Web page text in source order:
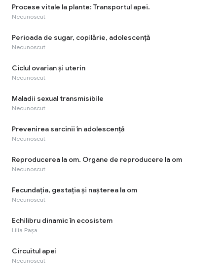
Procese vitale la plante: Transportul apei.
Necunoscut
Perioada de sugar, copilărie, adolescenţă
Necunoscut
Ciclul ovarian şi uterin
Necunoscut
Maladii sexual transmisibile
Necunoscut
Prevenirea sarcinii în adolescență
Necunoscut
Reproducerea la om. Organe de reproducere la om
Necunoscut
Fecundaţia, gestaţia şi naşterea la om
Necunoscut
Echilibru dinamic în ecosistem
Lilia Pașa
Circuitul apei
Necunoscut